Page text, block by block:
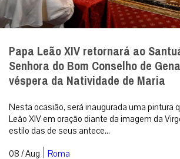
Papa Leão XIV retornará ao
Senhora do Bom Conselho de
véspera da Natividade de Maria
Nesta ocasião, será inaugurada uma pintura
Leão XIV em oração diante da imagem da
estilo das de seus antece...
08 / Aug | Roma